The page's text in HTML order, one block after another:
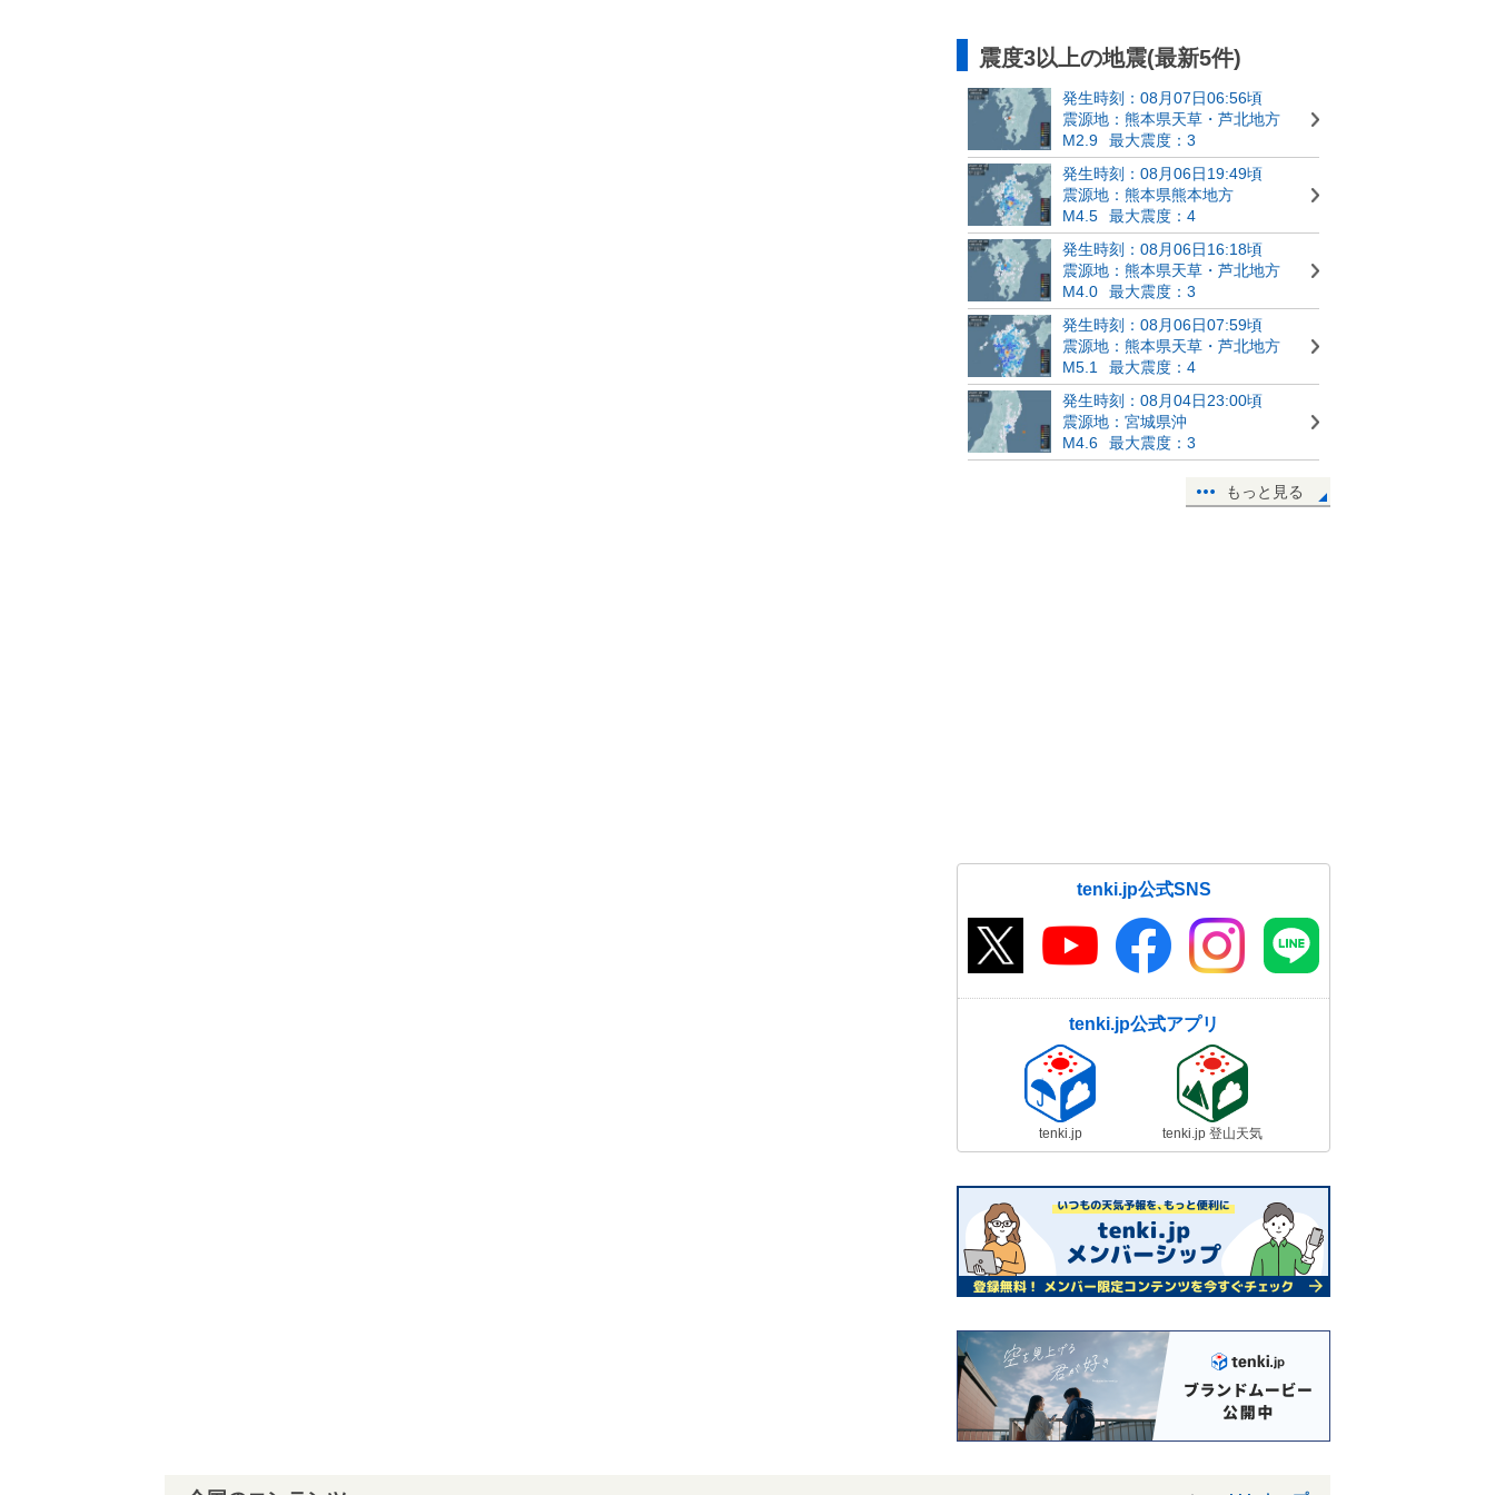
震度3以上の地震(最新5件)
発生時刻：08月07日06:56頃
震源地：熊本県天草・芦北地方
M2.9
最大震度：3
発生時刻：08月06日19:49頃
震源地：熊本県熊本地方
M4.5
最大震度：4
発生時刻：08月06日16:18頃
震源地：熊本県天草・芦北地方
M4.0
最大震度：3
発生時刻：08月06日07:59頃
震源地：熊本県天草・芦北地方
M5.1
最大震度：4
発生時刻：08月04日23:00頃
震源地：宮城県沖
M4.6
最大震度：3
もっと見る
tenki.jp公式SNS
tenki.jp公式アプリ
tenki.jp tenki.jp 登山天気